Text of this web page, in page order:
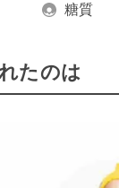
糖質
たのは